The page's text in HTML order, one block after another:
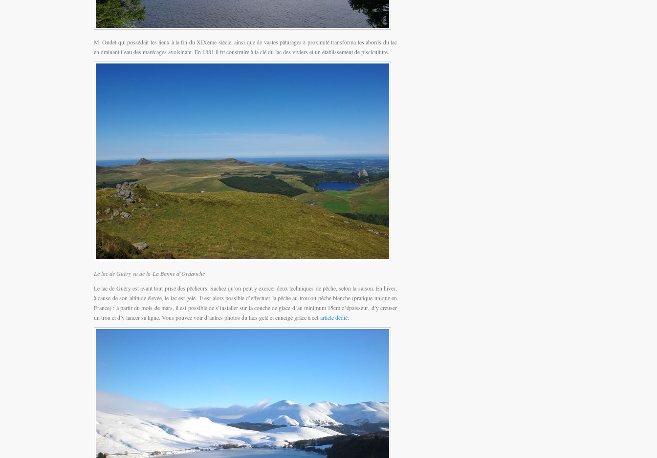
M. Ondet qui possédait les lieux à la fin du XIXème siècle, ainsi que de vastes pâturages à proximité transforma les abords du lac
en drainant l’eau des marécages avoisinant. En 1881 il fit construire à la clé du lac des viviers et un établissement de pisciculture.
Le lac de Guéry vu de la La Banne d’Ordanche
Le lac de Guéry est avant tout prisé des pêcheurs. Sachez qu’on peut y exercer deux techniques de pêche, selon la saison. En hiver,
à cause de son altitude élevée, le lac est gelé. Il est alors possible d’effectuer la pêche au trou ou pêche blanche (pratique unique en
France) : à partir du mois de mars, il est possible de s’installer sur la couche de glace d’au minimum 15cm d’épaisseur, d’y creuser
un trou et d’y lancer sa ligne. Vous pouvez voir d’autres photos du lacs gelé et enneigé grâce à cet article dédié.